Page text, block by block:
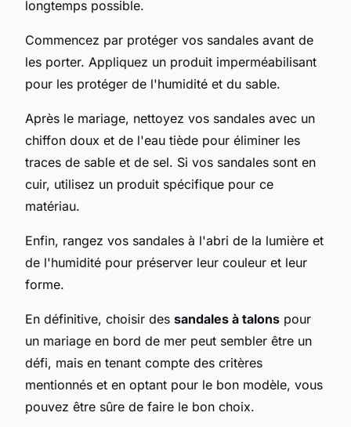
longtemps possible.
Commencez par protéger vos sandales avant de
les porter. Appliquez un produit imperméabilisant
pour les protéger de l'humidité et du sable.
Après le mariage, nettoyez vos sandales avec un
chiffon doux et de l'eau tiède pour éliminer les
traces de sable et de sel. Si vos sandales sont en
cuir, utilisez un produit spécifique pour ce
matériau.
Enfin, rangez vos sandales à l'abri de la lumière et
de l'humidité pour préserver leur couleur et leur
forme.
En définitive, choisir des sandales à talons pour
un mariage en bord de mer peut sembler être un
défi, mais en tenant compte des critères
mentionnés et en optant pour le bon modèle, vous
pouvez être sûre de faire le bon choix.